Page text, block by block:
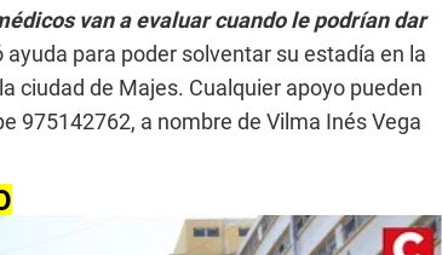
van a evaluar cuando le podrían dar
para poder solventar su estadía en la
ciudad de Majes. Cualquier apoyo pueden
975142762, a nombre de Vilma Inés Vega